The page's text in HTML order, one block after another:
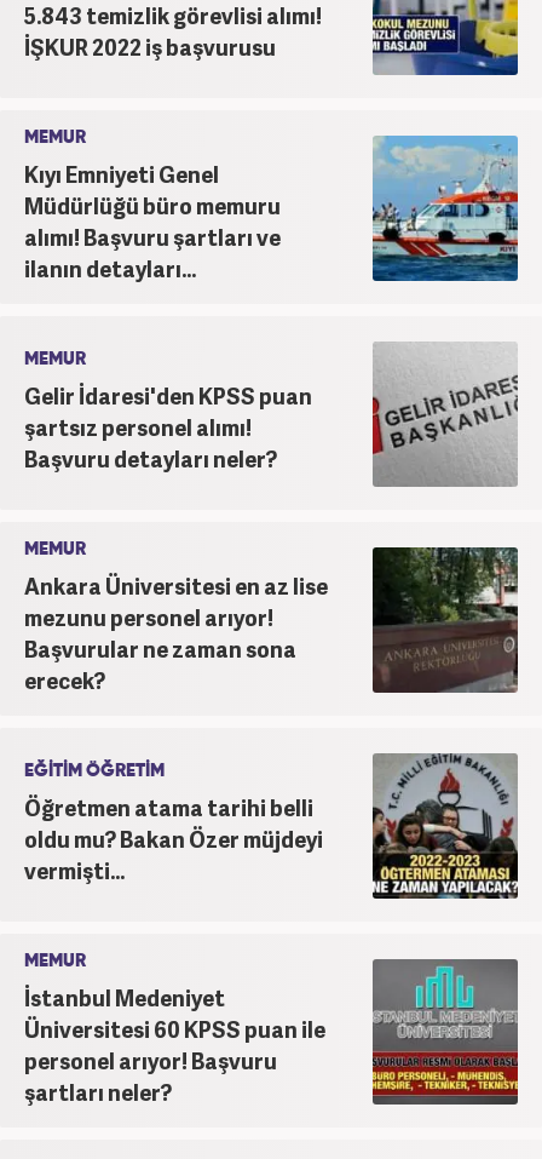
5.843 temizlik görevlisi alımı!
İŞKUR 2022 iş başvurusu
MEMUR
Kıyı Emniyeti Genel
Müdürlüğü büro memuru
alımı! Başvuru şartları ve
ilanın detayları...
MEMUR
Gelir İdaresi'den KPSS puan
şartsız personel alımı!
Başvuru detayları neler?
MEMUR
Ankara Üniversitesi en az lise
mezunu personel arıyor!
Başvurular ne zaman sona
erecek?
EĞİTİM ÖĞRETİM
Öğretmen atama tarihi belli
oldu mu? Bakan Özer müjdeyi
vermişti...
MEMUR
İstanbul Medeniyet
Üniversitesi 60 KPSS puan ile
personel arıyor! Başvuru
şartları neler?